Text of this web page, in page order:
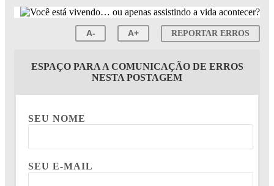
A- A+ REPORTAR ERROS
ESPAÇO PARA A COMUNICAÇÃO DE ERROS
NESTA POSTAGEM
SEU NOME
SEU E-MAIL